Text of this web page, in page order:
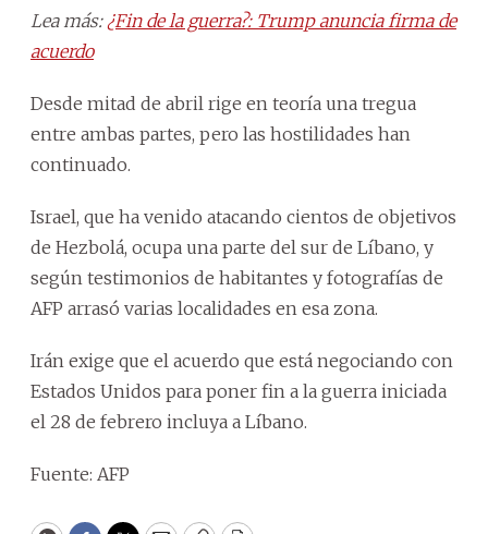
Lea más: ¿Fin de la guerra?: Trump anuncia firma de
acuerdo
Desde mitad de abril rige en teoría una tregua
entre ambas partes, pero las hostilidades han
continuado.
Israel, que ha venido atacando cientos de objetivos
de Hezbolá, ocupa una parte del sur de Líbano, y
según testimonios de habitantes y fotografías de
AFP arrasó varias localidades en esa zona.
Irán exige que el acuerdo que está negociando con
Estados Unidos para poner fin a la guerra iniciada
el 28 de febrero incluya a Líbano.
Fuente: AFP